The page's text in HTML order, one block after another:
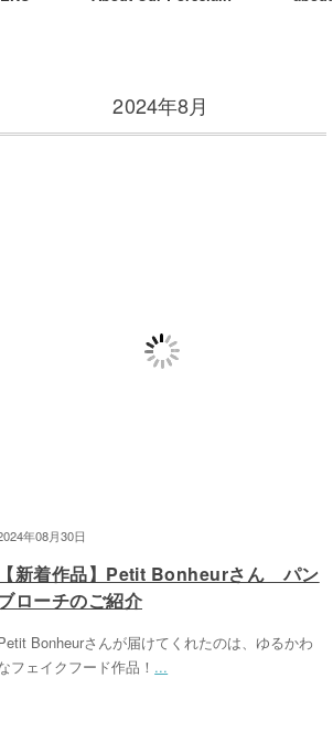
2024年8月
年08月30日
【新着作品】Petit Bonheurさん パン
ローチのご紹介
Bonheurさんが届けてくれたのは、ゆるかわ
フェイクフード作品！ ...